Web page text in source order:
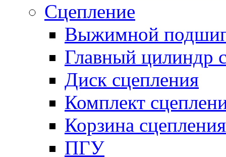
Сцепление
Выжимной
Главный цилиндр
Диск сцепления
Комплект
Корзина сцепления
ПГУ